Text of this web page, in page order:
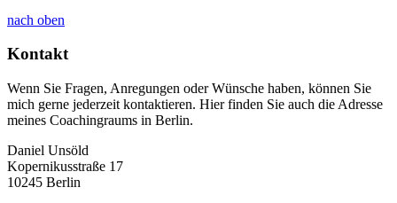
nach oben
Kontakt
Wenn Sie Fragen, Anregungen oder Wünsche haben, können Sie
mich gerne jederzeit kontaktieren. Hier finden Sie auch die Adresse
meines Coachingraums in Berlin.
Daniel Unsöld
Kopernikusstraße 17
10245 Berlin